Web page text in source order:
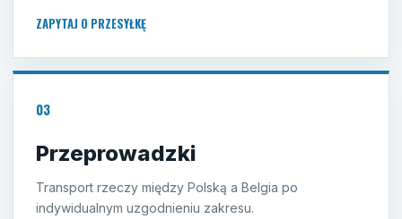
ZAPYTAJ O PRZESYŁKĘ
03
Przeprowadzki
Transport rzeczy między Polską a Belgia po
indywidualnym uzgodnieniu zakresu.